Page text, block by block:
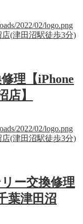
2022/02/logo.png
店(津田沼駅徒歩3分)
理【iPhone
】
2022/02/logo.png
店(津田沼駅徒歩3分)
リー交換修理
葉津田沼